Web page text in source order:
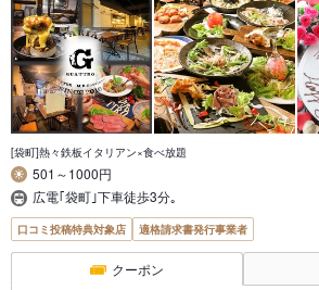
[袋町]熱々鉄板イタリアン×食べ放題
501～1000円
広電｢袋町｣下車徒歩3分｡
口コミ投稿特典対象店 適格請求書発行事業者
クーポン